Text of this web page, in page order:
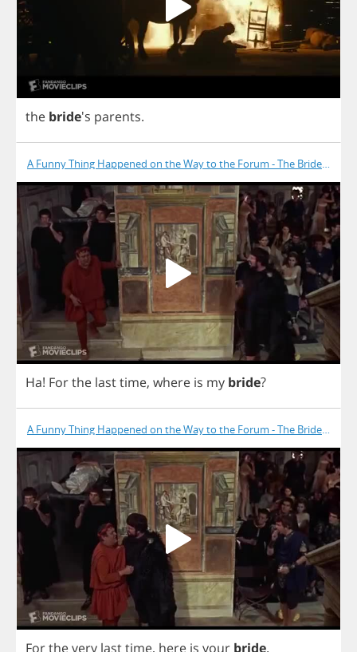
the bride's parents.
A Funny Thing Happened on the Way to the Forum - The Bride Is
Ha! Forthe lasttime, where is my bride?
A Funny Thing Happened on the Way to the Forum - The Bride Is
Forthevery lasttime, here is your bride.